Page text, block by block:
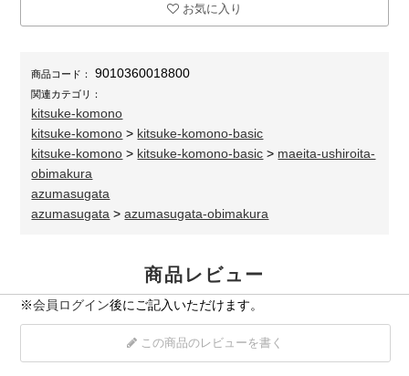
お気に入り
商品コード： 9010360018800
関連カテゴリ：
kitsuke-komono
kitsuke-komono > kitsuke-komono-basic
kitsuke-komono > kitsuke-komono-basic > maeita-ushiroita-
obimakura
azumasugata
azumasugata >azumasugata-obimakura
商品レビュー
※会員ログイン後にご記入いただけます。
この商品のレビューを書く